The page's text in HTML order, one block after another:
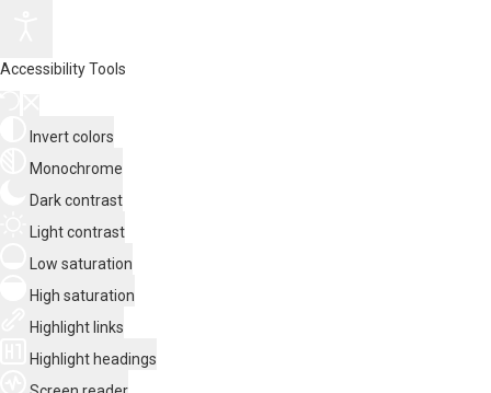
Accessibility Tools
Invert colors
Monochrome
Dark contrast
Light contrast
Low saturation
High saturation
Highlight links
Highlight headings